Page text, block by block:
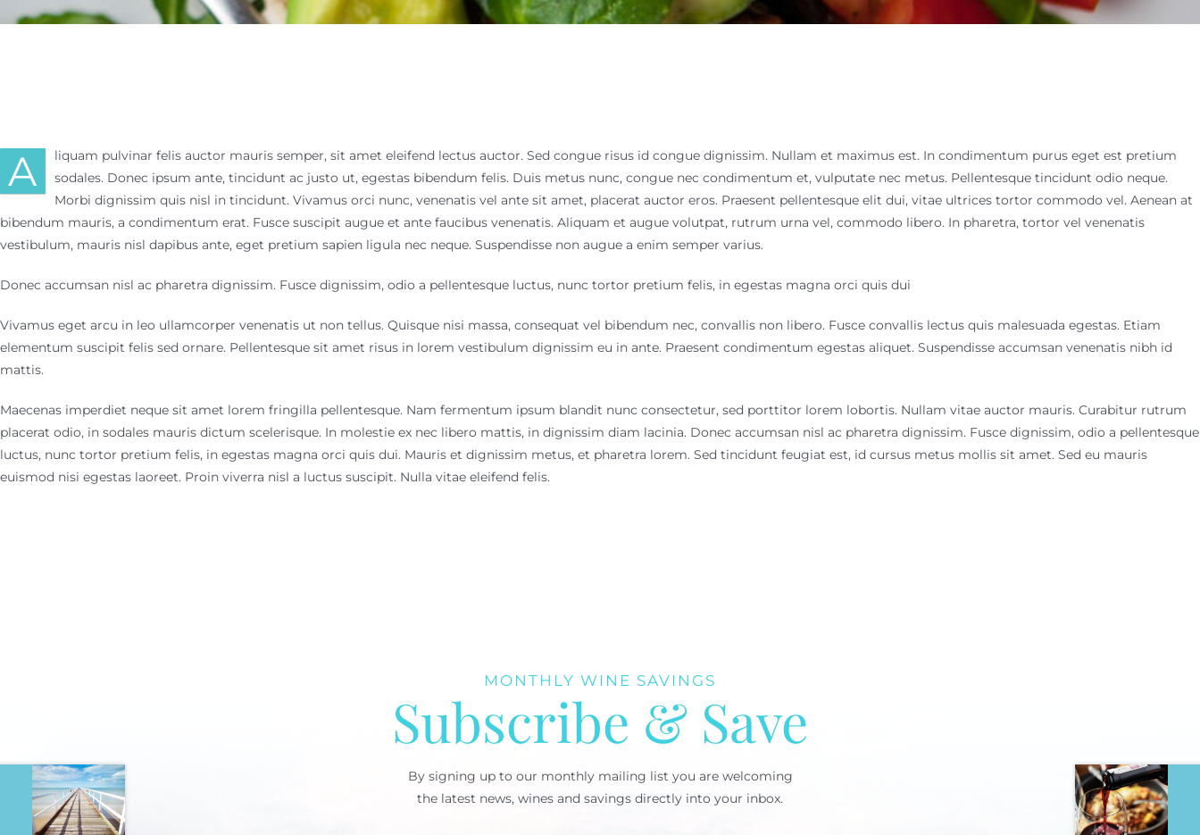
A
liquam pulvinar felis auctor mauris semper, sit amet eleifend lectus auctor. Sed congue risus id congue dignissim. Nullam et maximus est. In condimentum purus eget est pretium
sodales. Donec ipsum ante, tincidunt ac justo ut, egestas bibendum felis. Duis metus nunc, congue nec condimentum et, vulputate nec metus. Pellentesque tincidunt odio neque.
Morbi dignissim quis nisl in tincidunt. Vivamus orci nunc, venenatis vel ante sit amet, placerat auctor eros. Praesent pellentesque elit dui, vitae ultrices tortor commodo vel. Aenean at
bibendum mauris, a condimentum erat. Fusce suscipit augue et ante faucibus venenatis. Aliquam et augue volutpat, rutrum urna vel, commodo libero. In pharetra, tortor vel venenatis
vestibulum, mauris nisl dapibus ante, eget pretium sapien ligula nec neque. Suspendisse non augue a enim semper varius.
Donec accumsan nisl ac pharetra dignissim. Fusce dignissim, odio a pellentesque luctus, nunc tortor pretium felis, in egestas magna orci quis dui
Vivamus eget arcu in leo ullamcorper venenatis ut non tellus. Quisque nisi massa, consequat vel bibendum nec, convallis non libero. Fusce convallis lectus quis malesuada egestas. Etiam
elementum suscipit felis sed ornare. Pellentesque sit amet risus in lorem vestibulum dignissim eu in ante. Praesent condimentum egestas aliquet. Suspendisse accumsan venenatis nibh id
mattis.
Maecenas imperdiet neque sit amet lorem fringilla pellentesque. Nam fermentum ipsum blandit nunc consectetur, sed porttitor lorem lobortis. Nullam vitae auctor mauris. Curabitur rutrum
placerat odio, in sodales mauris dictum scelerisque. In molestie ex nec libero mattis, in dignissim diam lacinia. Donec accumsan nisl ac pharetra dignissim. Fusce dignissim, odio a pellentesque
luctus, nunc tortor pretium felis, in egestas magna orci quis dui. Mauris et dignissim metus, et pharetra lorem. Sed tincidunt feugiat est, id cursus metus mollis sit amet. Sed eu mauris
euismod nisi egestas laoreet. Proin viverra nisl a luctus suscipit. Nulla vitae eleifend felis.
MONTHLY WINE SAVINGS
Subscribe & Save
By signing up to our monthly mailing list you are welcoming
the latest news, wines and savings directly into your inbox.